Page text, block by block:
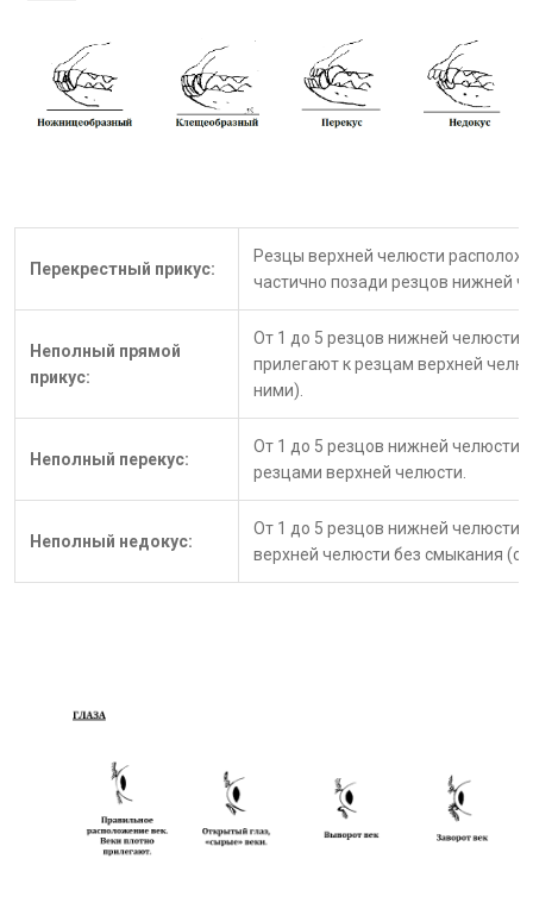
Перекрестный прикус:
Резцы верхней челюсти
частично позади резцов нижней
Неполный прямой
прикус:
От 1 до 5 резцов нижней челюсти
прилегают к резцам верхней
ними).
Неполный перекус:
От 1 до 5 резцов нижней челюсти
резцами верхней челюсти.
Неполный недокус:
От 1 до 5 резцов нижней челюсти
верхней челюсти без смыкания (с